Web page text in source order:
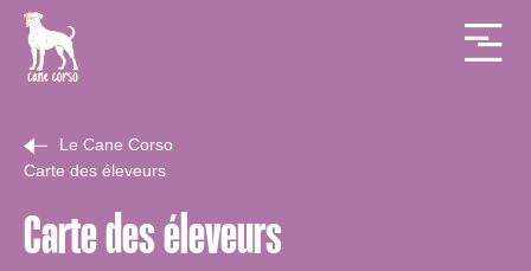
Le Cane Corso
Carte des éleveurs
Carte des éleveurs